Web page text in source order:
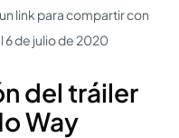
link para compartir con
6 de julio de 2020
del tráiler
Way